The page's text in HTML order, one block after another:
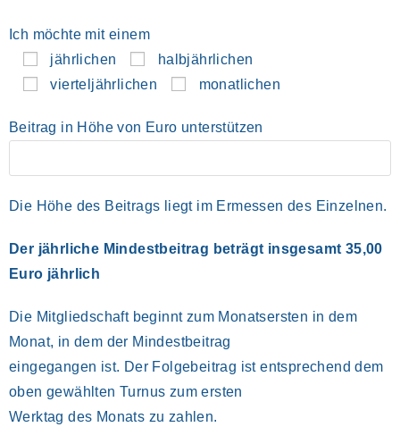
Ich möchte mit einem
jährlichen
halbjährlichen
vierteljährlichen
monatlichen
Beitrag in Höhe von Euro unterstützen
Die Höhe des Beitrags liegt im Ermessen des Einzelnen.
Der jährliche Mindestbeitrag beträgt insgesamt 35,00
Euro jährlich
Die Mitgliedschaft beginnt zum Monatsersten in dem
Monat, in dem der Mindestbeitrag
eingegangen ist. Der Folgebeitrag ist entsprechend dem
oben gewählten Turnus zum ersten
Werktag des Monats zu zahlen.